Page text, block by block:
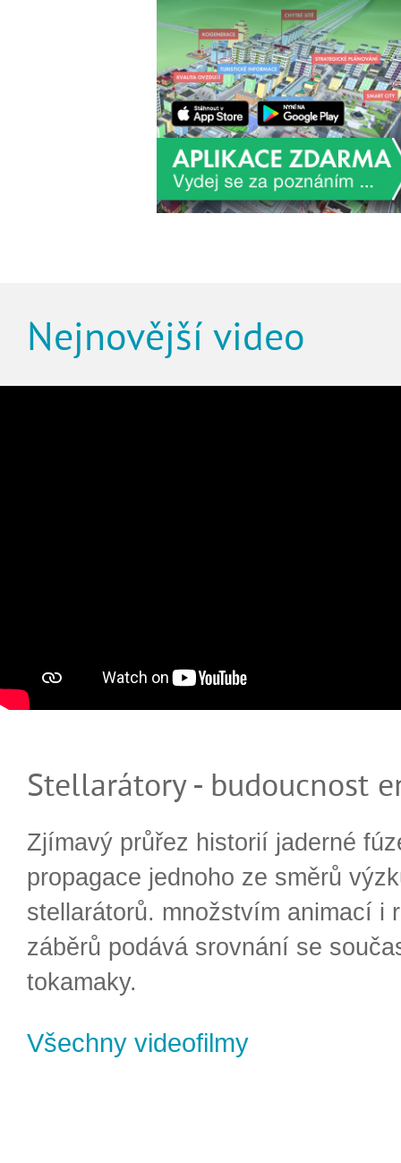
Nejnovější video
Stellarátory - budoucnost
Zjímavý průřez historií jaderné
propagace jednoho ze směrů
stellarátorů. množstvím animací i
záběrů podává srovnání se
tokamaky.
Všechny videofilmy